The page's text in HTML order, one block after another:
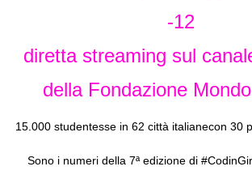
-12
diretta streaming sul
della Fondazione
15.000 studentesse in 62 città italianecon 30
Sono i numeri della 7ªedizione di #Codin